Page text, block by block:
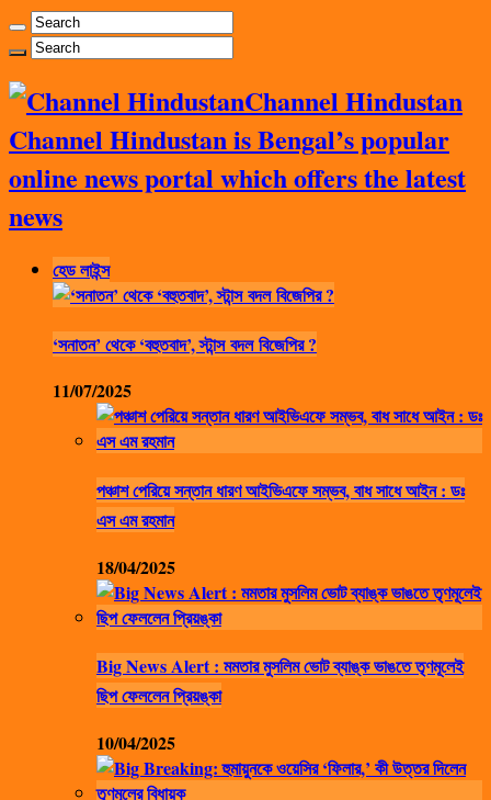
Channel Hindustan
Channel Hindustan is Bengal’s popular
online news portal which offers the latest
news
হেড লাইন্স
‘সনাতন’ থেকে ‘বহুতবাদ’, স্টান্স বদল বিজেপির ?
11/07/2025
পঞ্চাশ পেরিয়ে সন্তান ধারণ আইভিএফে সম্ভব, বাধ সাধে আইন : ডঃ
এস এম রহমান
18/04/2025
Big News Alert : মমতার মুসলিম ভোট ব্যাঙ্ক ভাঙতে তৃণমূলেই
ছিপ ফেললেন প্রিয়ঙ্কা
10/04/2025